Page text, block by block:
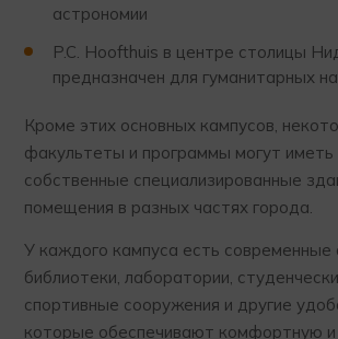
астрономии
P.C. Hoofthuis в центре столицы
предназначен для гуманитарных
Кроме этих основных кампусов,
факультеты и программы могут иметь
собственные специализированные
помещения в разных частях города.
У каждого кампуса есть современные
библиотеки, лаборатории,
спортивные сооружения и другие
которые обеспечивают комфортную и